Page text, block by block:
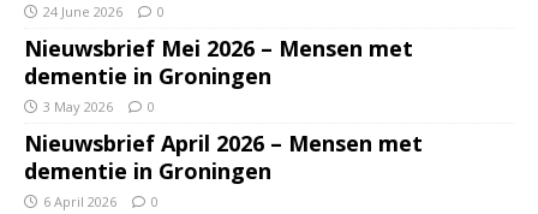
24 June 2026 0
Nieuwsbrief Mei 2026 – Mensen met
dementie in Groningen
3 May 2026 0
Nieuwsbrief April 2026 – Mensen met
dementie in Groningen
6 April 2026 0